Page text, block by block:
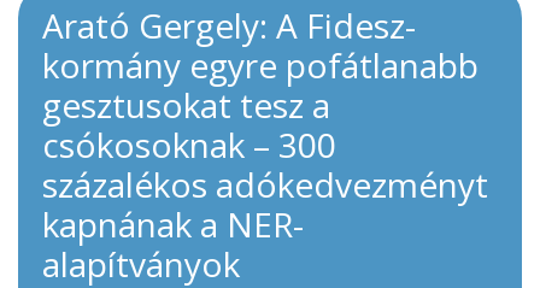
Arató Gergely: A Fidesz-
kormány egyre pofátlanabb
gesztusokat tesz a
csókosoknak – 300
százalékos adókedvezményt
kapnának a NER-
alapítványok